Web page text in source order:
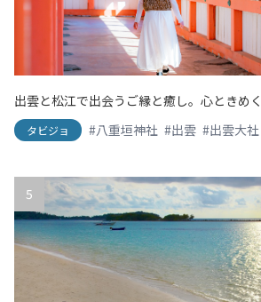
出雲と松江で出会うご縁と癒し。心ときめ
タビジョ #八重垣神社 #出雲 #出雲大社
5